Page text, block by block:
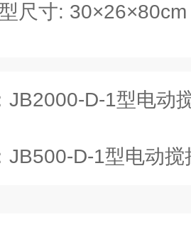
尺寸: 30×26×80cm
JB2000-D-1型电动
JB500-D-1型电动搅